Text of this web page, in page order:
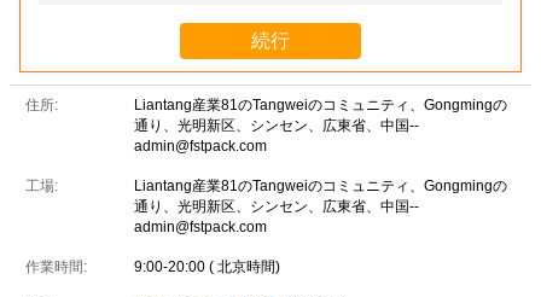
住所:
Liantang産業81のTangweiのコミュニティ、Gongmingの
通り、光明新区、シンセン、広東省、中国--
admin@fstpack.com
工場:
Liantang産業81のTangweiのコミュニティ、Gongmingの
通り、光明新区、シンセン、広東省、中国--
admin@fstpack.com
作業時間: 9:00-20:00 ( 北京時間)